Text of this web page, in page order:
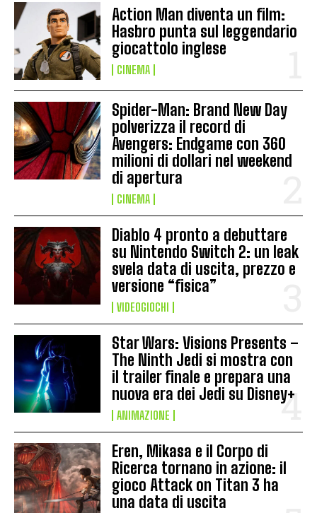
Action Man diventa un film:
Hasbro punta sul leggendario
giocattolo inglese
CINEMA
Spider-Man: Brand New Day
polverizza il record di
Avengers: Endgame con 360
milioni di dollari nel weekend
di apertura
CINEMA
Diablo 4 pronto a debuttare
su Nintendo Switch 2: un leak
svela data di uscita, prezzo e
versione “fisica”
VIDEOGIOCHI
Star Wars: Visions Presents –
The Ninth Jedi si mostra con
il trailer finale e prepara una
nuova era dei Jedi su Disney+
ANIMAZIONE
Eren, Mikasa e il Corpo di
Ricerca tornano in azione: il
gioco Attack on Titan 3 ha
una data di uscita